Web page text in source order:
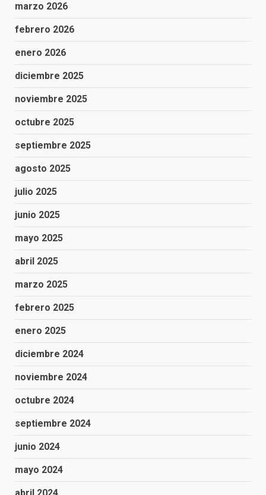
marzo 2026
febrero 2026
enero 2026
diciembre 2025
noviembre 2025
octubre 2025
septiembre 2025
agosto 2025
julio 2025
junio 2025
mayo 2025
abril 2025
marzo 2025
febrero 2025
enero 2025
diciembre 2024
noviembre 2024
octubre 2024
septiembre 2024
junio 2024
mayo 2024